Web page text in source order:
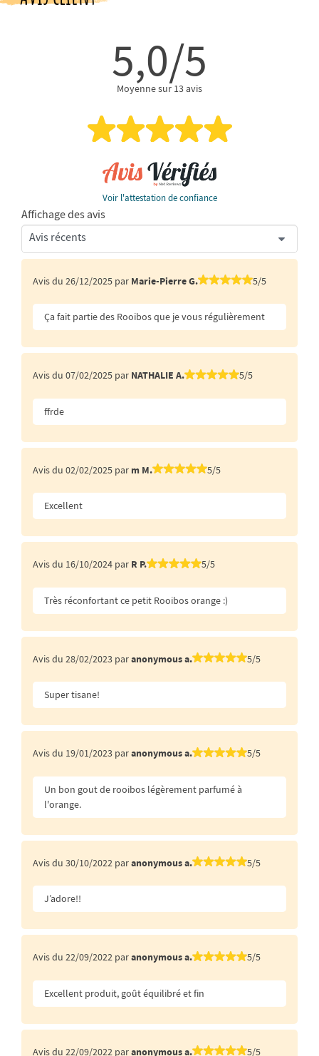
5,0/5
Moyenne sur 13 avis
Voir l'attestation de confiance
Affichage des avis
Avis du 26/12/2025 par Marie-Pierre G. 5/5
Ça fait partie des Rooibos que je vous régulièrement
Avis du 07/02/2025 par NATHALIE A. 5/5
ffrde
Avis du 02/02/2025 par m M. 5/5
Excellent
Avis du 16/10/2024 par R P. 5/5
Très réconfortant ce petit Rooibos orange :)
Avis du 28/02/2023 paranonymous a. 5/5
Super tisane!
Avis du 19/01/2023 paranonymous a. 5/5
Un bon gout de rooibos légèrement parfumé à
l'orange.
Avis du 30/10/2022 paranonymous a. 5/5
J’adore!!
Avis du 22/09/2022 paranonymous a. 5/5
Excellent produit, goût équilibré et fin
Avis du 22/09/2022 paranonymous a. 5/5